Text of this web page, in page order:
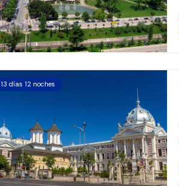
13 días 12 noches